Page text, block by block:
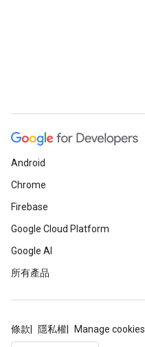
Android
Chrome
Firebase
Google Cloud Platform
Google AI
所有產品
條款 隱私權 Manage cookies